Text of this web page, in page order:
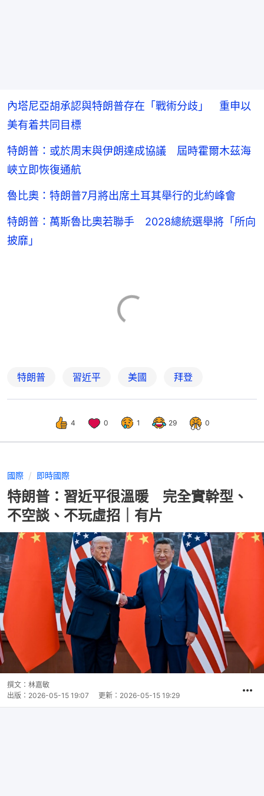
內塔尼亞胡承認與特朗普存在「戰術分歧」 重申以
美有着共同目標
特朗普：或於周末與伊朗達成協議 屆時霍爾木茲海
峽立即恢復通航
魯比奧：特朗普7月將出席土耳其舉行的北約峰會
特朗普：萬斯魯比奧若聯手 2028總統選舉將「所向
披靡」
特朗普 習近平 美國 拜登
4 0 1 29 0
國際 即時國際
特朗普：習近平很溫暖 完全實幹型、
不空談、不玩虛招｜有片
撰文： 林嘉敏
出版： 2026-05-15 19:07 更新： 2026-05-15 19:29